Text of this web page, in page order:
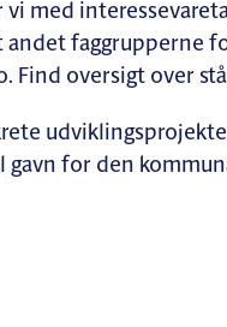
med
faggrupperne
Find oversigt over
gavn for den